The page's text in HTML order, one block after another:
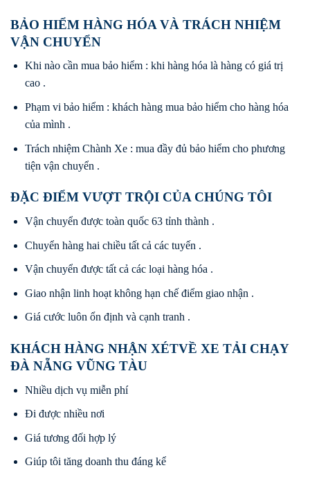
BẢO HIỂM HÀNG HÓA VÀ TRÁCH NHIỆM
VẬN CHUYỂN
Khi nào cần mua bảo hiểm : khi hàng hóa là hàng có giá trị
cao .
Phạm vi bảo hiểm : khách hàng mua bảo hiểm cho hàng hóa
của mình .
Trách nhiệm Chành Xe : mua đầy đủ bảo hiểm cho phương
tiện vận chuyển .
ĐẶC ĐIỂM VƯỢT TRỘI CỦA CHÚNG TÔI
Vận chuyển được toàn quốc 63 tỉnh thành .
Chuyển hàng hai chiều tất cả các tuyến .
Vận chuyển được tất cả các loại hàng hóa .
Giao nhận linh hoạt không hạn chế điểm giao nhận .
Giá cước luôn ổn định và cạnh tranh .
KHÁCH HÀNG NHẬN XÉTVỀ XE TẢI CHẠY
ĐÀ NẴNG VŨNG TÀU
Nhiều dịch vụ miễn phí
Đi được nhiều nơi
Giá tương đối hợp lý
Giúp tôi tăng doanh thu đáng kể